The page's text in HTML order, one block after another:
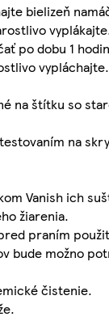
bielizeň
po dobu 1
vypláchajte.
na štítku so
na
Vanish ich
žiarenia.
praním
bude možno
čistenie.